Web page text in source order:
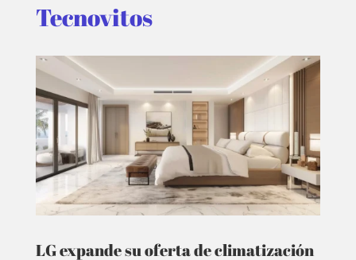
Tecnovitos
LG expande su oferta de climatización